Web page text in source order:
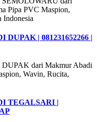
Pipa PVC Maspion,
Indonesia
| 081231652266 |
dari Makmur Abadi
Wavin, Rucita,
TEGALSARI |